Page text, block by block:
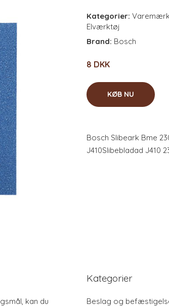
Kategorier:
Elværktøj
Brand: Bosch
8 DKK
KØB NU
Bosch Slibeark Bme
J410Slibebladad J410
kan du
Kategorier
Beslag og